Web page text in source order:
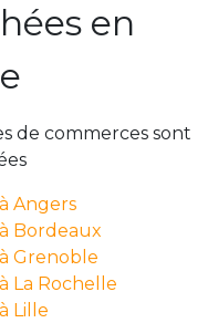
en
de commerces sont
Angers
Bordeaux
Grenoble
La Rochelle
Lille